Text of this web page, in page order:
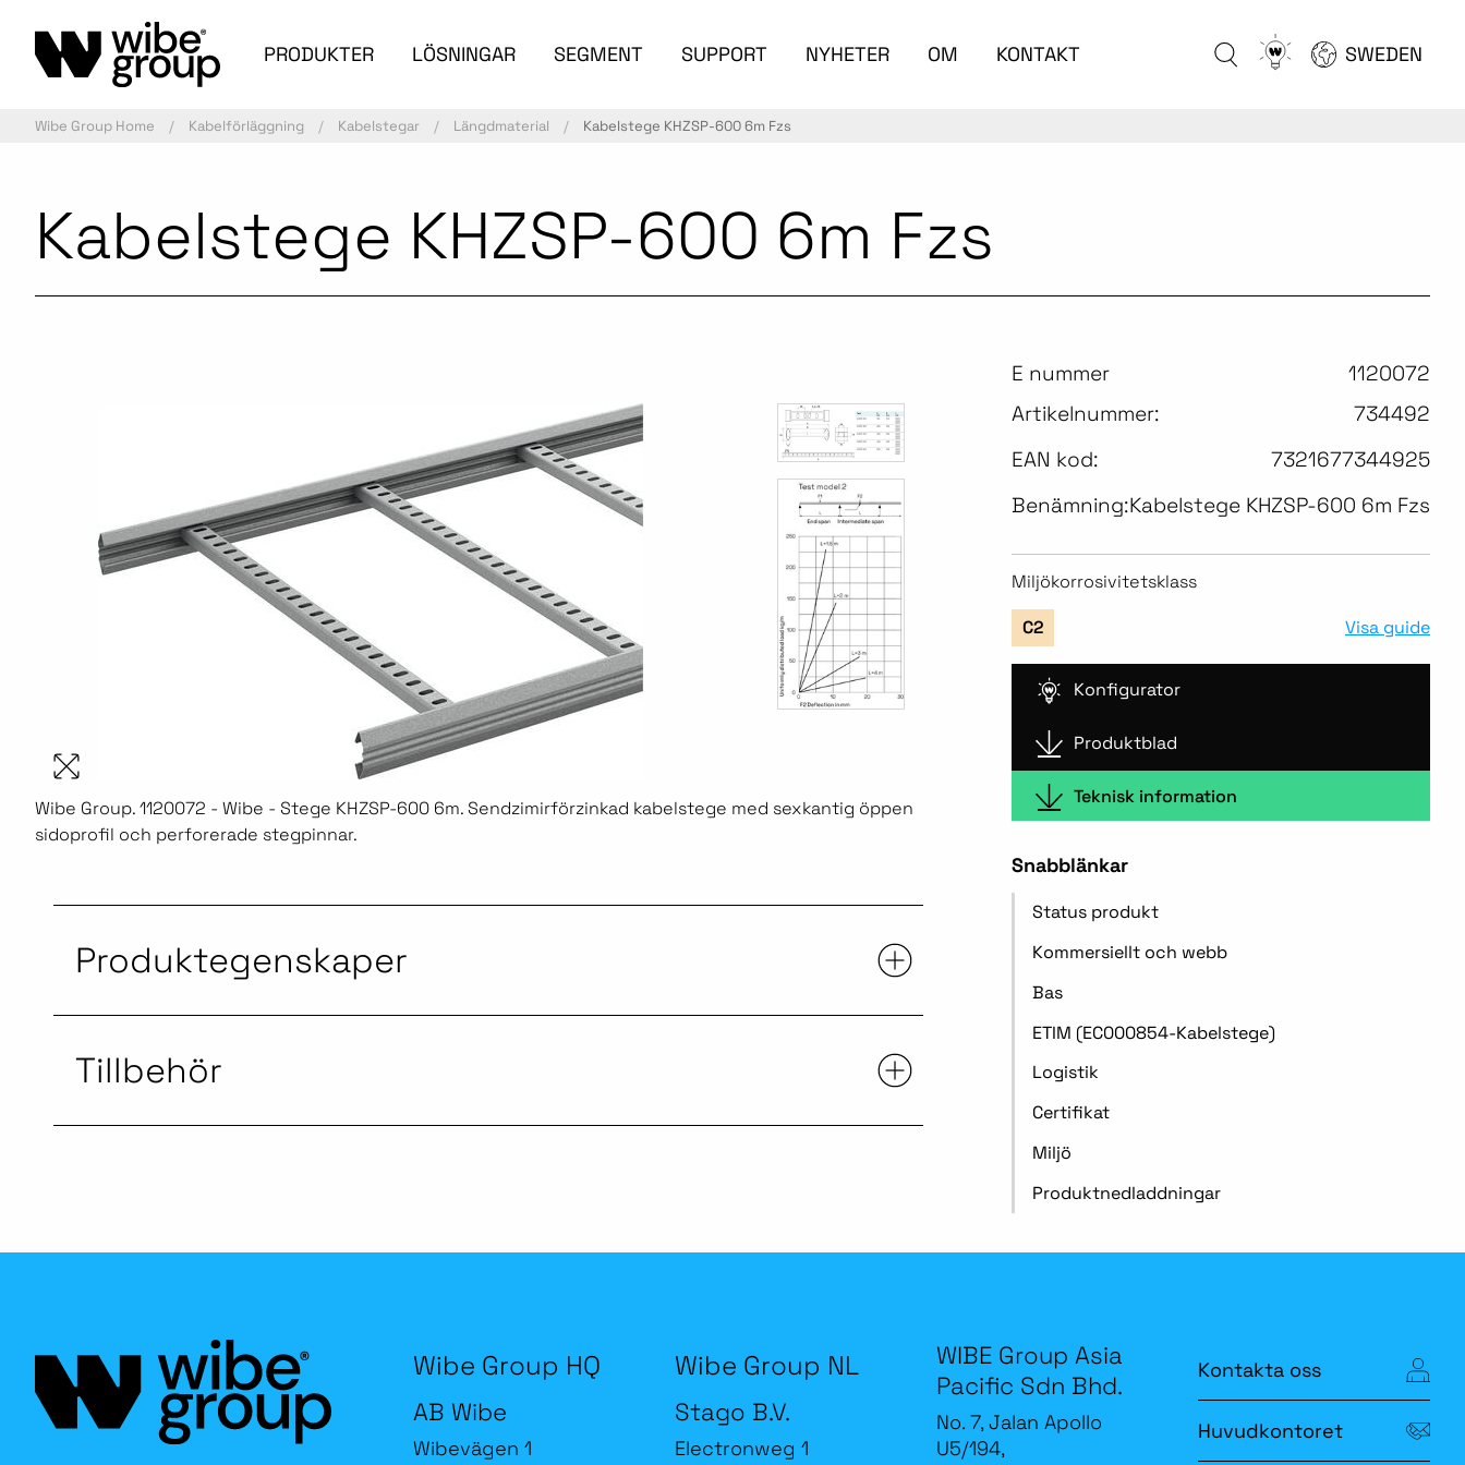
PRODUKTER LÖSNINGAR SEGMENT SUPPORT NYHETER OM KONTAKT
Go
to
SWEDEN
Wibe Group Home Kabelförläggning Kabelstegar Längdmaterial Kabelstege KHZSP-600 6m Fzs
Kabelstege KHZSP-600 6m Fzs
Wibe Group. 1120072 - Wibe - Stege KHZSP-600 6m. Sendzimirförzinkad kabelstege med sexkantig öppen
sidoprofil och perforerade stegpinnar.
Produktegenskaper
Tillbehör
E nummer
1120072
Artikelnummer:
734492
EAN kod:
7321677344925
Benämning:Kabelstege KHZSP-600 6m Fzs
Miljökorrosivitetsklass
C2 Visa guide
Konfigurator
Produktblad
Teknisk information
Snabblänkar
Status produkt
Kommersiellt och webb
Bas
ETIM (EC000854-Kabelstege)
Logistik
Certifikat
Miljö
Produktnedladdningar
Wibe Group HQ
AB Wibe
Wibevägen 1
Wibe Group NL
Stago B.V.
Electronweg 1
WIBE Group Asia
Pacific Sdn Bhd.
No. 7, Jalan Apollo
U5/194,
Kontakta oss
Huvudkontoret